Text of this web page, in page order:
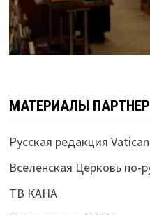
МАТЕРИАЛЫ
Русская редакция
Вселенская Церковь по-
ТВ КАНА